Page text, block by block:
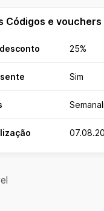
Códigos e vouchers
25%
Sim